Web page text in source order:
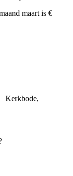
maart is €
Kerkbode,